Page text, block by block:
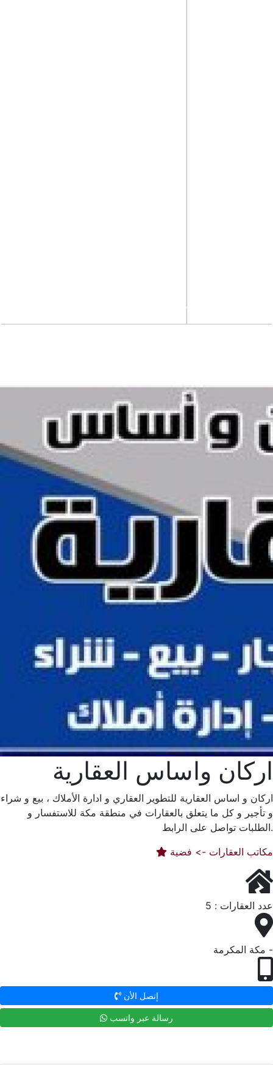
اركان واساس العقارية
اركان و اساس العقارية للتطوير العقاري و ادارة الأملاك ، بيع و شراء
و تأجير و كل ما يتعلق بالعقارات في منطقة مكة للاستفسار و
الطلبات تواصل على الرابط.
مكاتب العقارات -> فضية
عدد العقارات : 5
مكة المكرمة -
إتصل الأن
رسالة عبر واتسب